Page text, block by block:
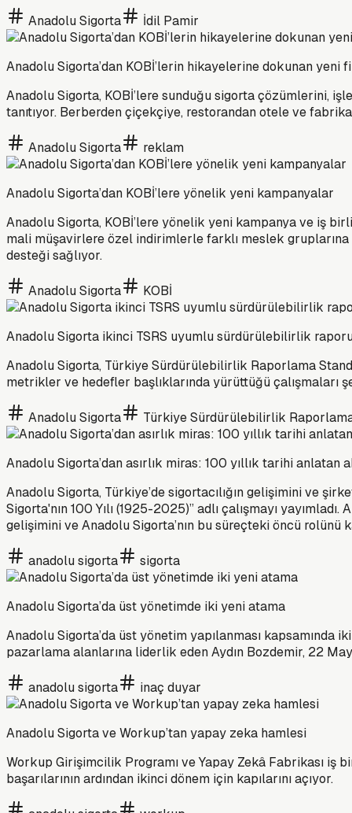
Anadolu Sigorta İdil Pamir
Anadolu Sigorta’dan KOBİ’lerin hikayelerine dokunan yeni
Anadolu Sigorta, KOBİ’lere sunduğu sigorta çözümlerini,
tanıtıyor. Berberden çiçekçiye, restorandan otele ve
Anadolu Sigorta reklam
Anadolu Sigorta’dan KOBİ’lere yönelik yeni kampanyalar
Anadolu Sigorta, KOBİ’lere yönelik yeni kampanya ve iş
mali müşavirlere özel indirimlerle farklı meslek
desteği sağlıyor.
Anadolu Sigorta KOBİ
Anadolu Sigorta ikinci TSRS uyumlu sürdürülebilirlik
Anadolu Sigorta, Türkiye Sürdürülebilirlik Raporlama
metrikler ve hedefler başlıklarında yürüttüğü çalışmaları
Anadolu Sigorta Türkiye Sürdürülebilirlik
Anadolu Sigorta’dan asırlık miras: 100 yıllık tarihi anlatan
Anadolu Sigorta, Türkiye’de sigortacılığın gelişimini ve
Sigorta'nın 100 Yılı (1925-2025)” adlı çalışmayı
gelişimini ve Anadolu Sigorta’nın bu süreçteki öncü rolünü
anadolu sigorta sigorta
Anadolu Sigorta’da üst yönetimde iki yeni atama
Anadolu Sigorta’da üst yönetim yapılanması
pazarlama alanlarına liderlik eden Aydın Bozdemir, 22
anadolu sigorta inaç duyar
Anadolu Sigorta ve Workup’tan yapay zeka hamlesi
Workup Girişimcilik Programı ve Yapay Zekâ Fabrikası iş
başarılarının ardından ikinci dönem için kapılarını açıyor.